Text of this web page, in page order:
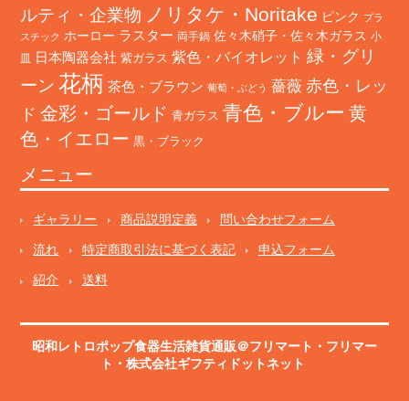
ルティ・企業物 ノリタケ・Noritake ピンク プラ
スチック ホーロー ラスター 両手鍋 佐々木硝子・佐々木ガラス 小
皿
日本陶器会社 紫ガラス 紫色・バイオレット 緑・グリ
ーン 花柄 茶色・ブラウン 葡萄・ぶどう 薔薇 赤色・レッ
ド 金彩・ゴールド 青ガラス 青色・ブルー 黄
色・イエロー 黒・ブラック
メニュー
ギャラリー 商品説明定義 問い合わせフォーム
流れ 特定商取引法に基づく表記 申込フォーム
紹介 送料
昭和レトロポップ食器生活雑貨通販＠フリマート ・ フリマー
ト ・株式会社ギフティドットネット